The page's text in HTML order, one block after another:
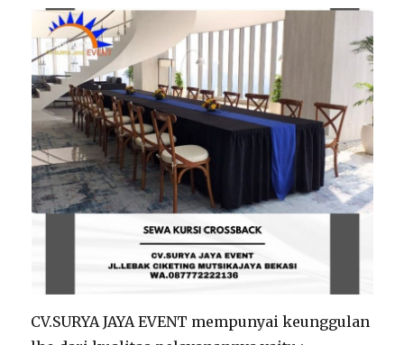
CV.SURYA JAYA EVENT mempunyai keunggulan